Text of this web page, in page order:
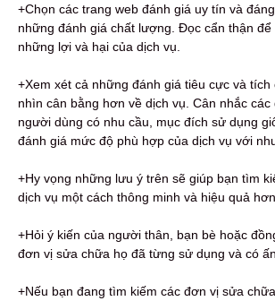
+Chọn các trang web đánh giá uy tín và
những đánh giá chất lượng. Đọc cẩn thận
những lợi và hại của dịch vụ.
+Xem xét cả những đánh giá tiêu cực và
nhìn cân bằng hơn về dịch vụ. Cân nhắc
người dùng có nhu cầu, mục đích sử dụng
đánh giá mức độ phù hợp của dịch vụ với
+Hy vọng những lưu ý trên sẽ giúp bạn tìm
dịch vụ một cách thông minh và hiệu quả hơn.
+Hỏi ý kiến ​​của người thân, bạn bè hoặc
đơn vị sửa chữa họ đã từng sử dụng và có
+Nếu bạn đang tìm kiếm các đơn vị sửa